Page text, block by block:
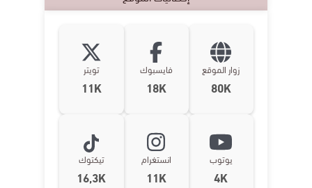
زوار الموقع
80K
فايسبوك
18K
تويتر
11K
يوتوب
4K
انستغرام
11K
تيكتوك
16,3K